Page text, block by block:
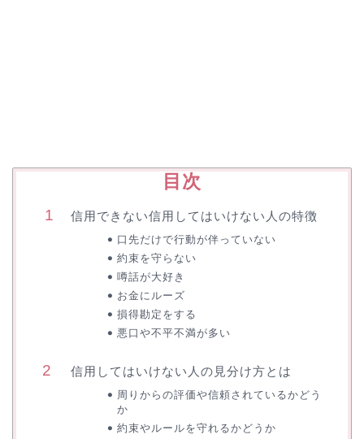
目次
信用できない信用してはいけない人の特徴
口先だけで行動が伴っていない
約束を守らない
噂話が大好き
お金にルーズ
損得勘定をする
悪口や不平不満が多い
信用してはいけない人の見分け方とは
周りからの評価や信頼されているかどう
か
約束やルールを守れるかどうか